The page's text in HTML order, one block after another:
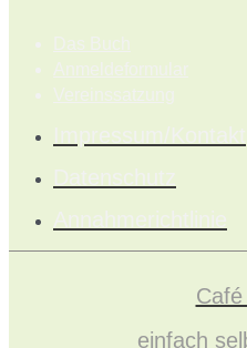
Das Buch
Anmeldeformular
Vereinssatzung
Impressum/Kontakt
Datenschutz
Annahmerichtlinie
einfach